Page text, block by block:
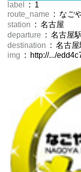
label
: 1
route_name : なご
station : 名古屋
departure : 名古屋
destination : 名古屋
img : http://.../